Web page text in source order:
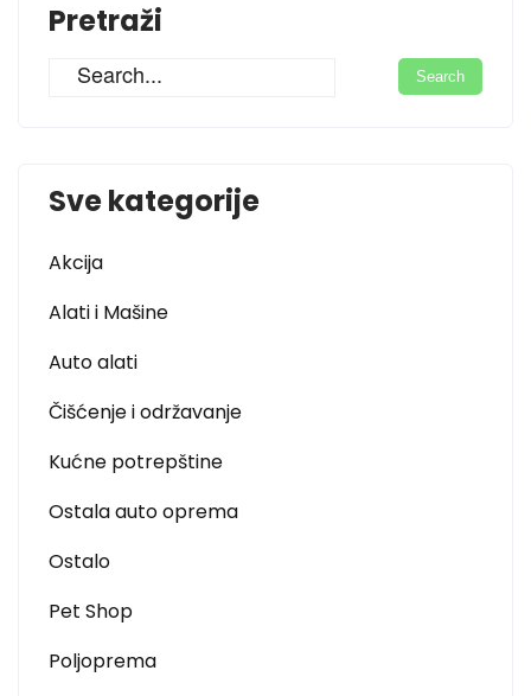
Pretraži
Sve kategorije
Akcija
Alati i Mašine
Auto alati
Čišćenje i održavanje
Kućne potrepštine
Ostala auto oprema
Ostalo
Pet Shop
Poljoprema